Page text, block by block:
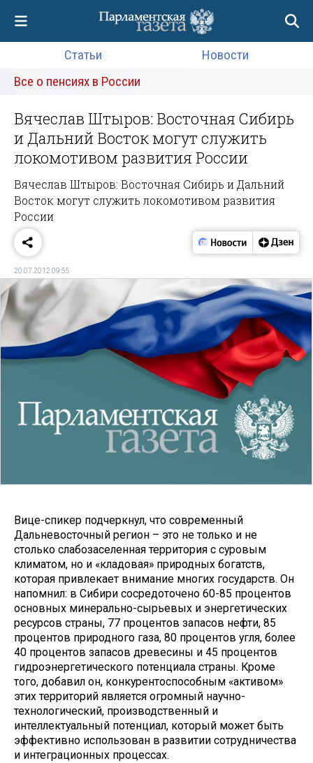
Статьи
Новости
Все о пенсиях в России
Вячеслав Штыров: Восточная Сибирь
и Дальний Восток могут служить
локомотивом развития России
Вячеслав Штыров: Восточная Сибирь и Дальний
Восток могут служить локомотивом развития
России
20.07.2012 09:55
Вице-спикер подчеркнул, что современный
Дальневосточный регион – это не только и не
столько слабозаселенная территория с суровым
климатом, но и «кладовая» природных богатств,
которая привлекает внимание многих государств. Он
напомнил: в Сибири сосредоточено 60-85 процентов
основных минерально-сырьевых и энергетических
ресурсов страны, 77 процентов запасов нефти, 85
процентов природного газа, 80 процентов угля, более
40 процентов запасов древесины и 45 процентов
гидроэнергетического потенциала страны. Кроме
того, добавил он, конкурентоспособным «активом»
этих территорий является огромный научно-
технологический, производственный и
интеллектуальный потенциал, который может быть
эффективно использован в развитии сотрудничества
и интеграционных процессах.